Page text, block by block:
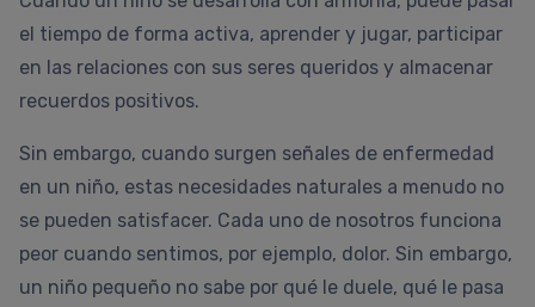
el tiempo de forma activa, aprender y jugar, participar
en las relaciones con sus seres queridos y almacenar
recuerdos positivos.
Sin embargo, cuando surgen señales de enfermedad
en un niño, estas necesidades naturales a menudo no
se pueden satisfacer. Cada uno de nosotros funciona
peor cuando sentimos, por ejemplo, dolor. Sin embargo,
un niño pequeño no sabe por qué le duele, qué le pasa